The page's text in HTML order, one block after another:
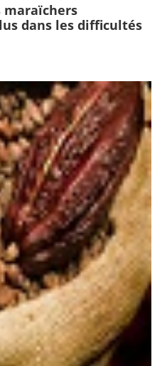
maraïchers
dans les difficultés